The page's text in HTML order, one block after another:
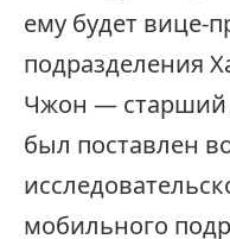
ему будет вице-
подразделения
Чжон — старший
был поставлен
мобильного